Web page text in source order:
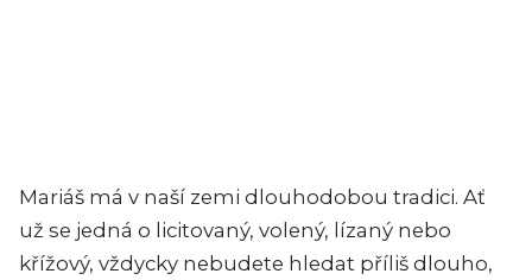
Mariáš má v naší zemi dlouhodobou tradici. Ať
už se jedná o licitovaný, volený, lízaný nebo
křížový, vždycky nebudete hledat příliš dlouho,